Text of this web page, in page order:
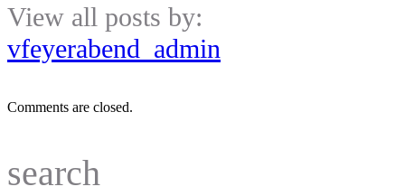
View all posts by:
vfeyerabend_admin
Comments are closed.
search